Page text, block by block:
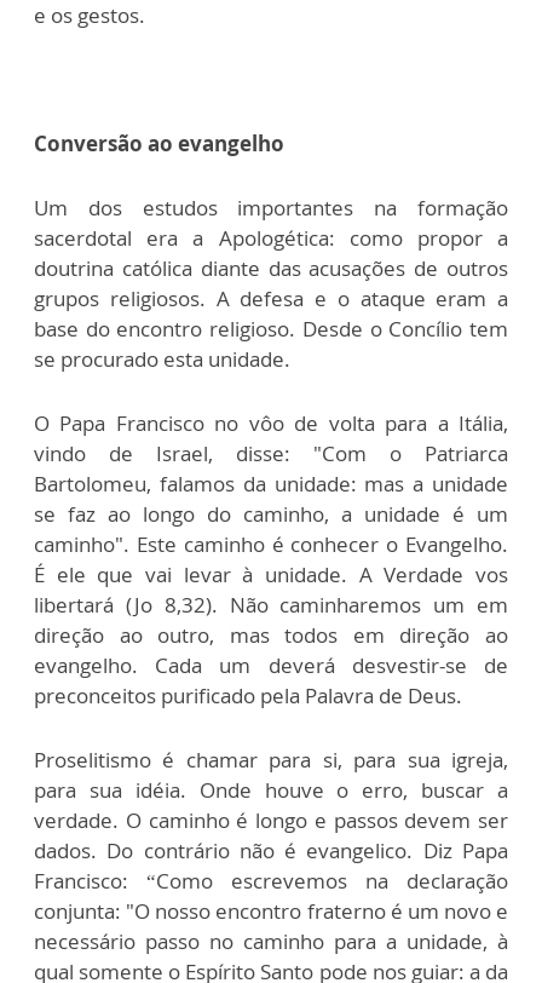
e os gestos.
Conversão ao evangelho
Um dos estudos importantes na formação
sacerdotal era a Apologética: como propor a
doutrina católica diante das acusações de outros
grupos religiosos. A defesa e o ataque eram a
base do encontro religioso. Desde o Concílio tem
se procurado esta unidade.
O Papa Francisco no vôo de volta para a Itália,
vindo de Israel, disse: "Com o Patriarca
Bartolomeu, falamos da unidade: mas a unidade
se faz ao longo do caminho, a unidade é um
caminho". Este caminho é conhecer o Evangelho.
É ele que vai levar à unidade. A Verdade vos
libertará (Jo 8,32). Não caminharemos um em
direção ao outro, mas todos em direção ao
evangelho. Cada um deverá desvestir-se de
preconceitos purificado pela Palavra de Deus.
Proselitismo é chamar para si, para sua igreja,
para sua idéia. Onde houve o erro, buscar a
verdade. O caminho é longo e passos devem ser
dados. Do contrário não é evangelico. Diz Papa
Francisco: “Como escrevemos na declaração
conjunta: "O nosso encontro fraterno é um novo e
necessário passo no caminho para a unidade, à
qual somente o Espírito Santo pode nos guiar: a da